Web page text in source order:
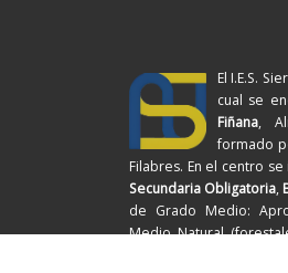
El I.E.S.
cual se
Fiñana,
formado
Filabres. En el centro
Secundaria Obligatoria,
de Grado Medio:
Medio Natural